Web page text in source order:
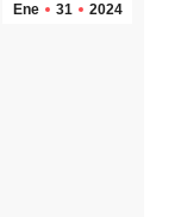
Ene 31 2024